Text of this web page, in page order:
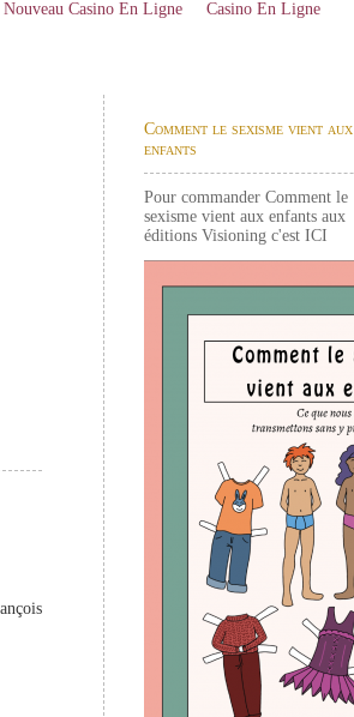
Nouveau Casino En Ligne Casino En Ligne
Comment le sexisme vient aux
enfants
Pour commander Comment le
sexisme vient aux enfants aux
éditions Visioning c'est ICI